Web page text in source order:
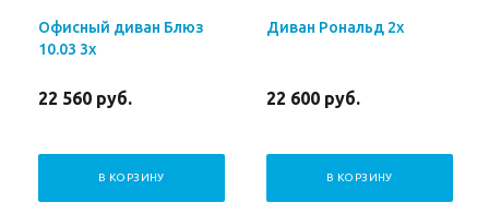
Офисный диван Блюз
10.03 3х
22 560 руб.
В КОРЗИНУ
Диван Рональд 2х
22 600 руб.
В КОРЗИНУ